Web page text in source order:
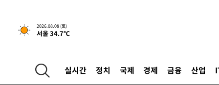
2026.08.08 (토)
서울 34.7℃
실시간 정치 국제 경제 금융 산업
-6859초 전 > [속보]뉴욕증시 상승 마감…S&P 0.6% 나스닥 1.3%↑
주 날씨]
-26595초 전 >
축구협회 "압수수색·성접대 논란 사과…쇄신의 기회로
-25112초 전 >